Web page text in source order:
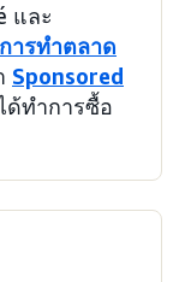
และ
ารทำตลาด
Sponsored
ด้ทำการซื้อ